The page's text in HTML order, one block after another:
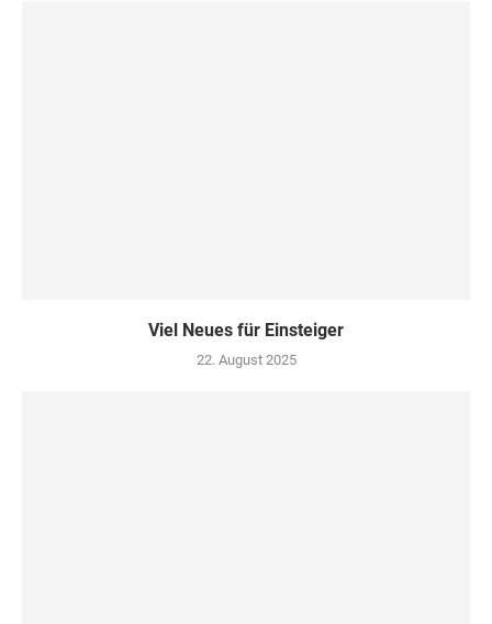
Viel Neues für Einsteiger
22. August 2025